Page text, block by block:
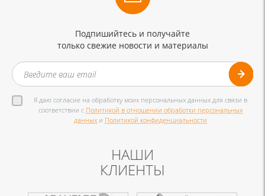
Подпишийтесь и получайте
только свежие новости и материалы
Я даю согласие на обработку моих персональных данных для связи в
соответствии с Политикой в отношении обработки персональных
данных и Политикой конфиденциальности
НАШИ
КЛИЕНТЫ